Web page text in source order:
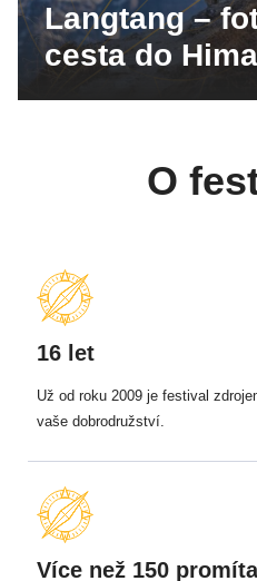
Langtang –
cesta do
O
16 let
Už od roku 2009 je festival
vaše dobrodružství.
Více než 150